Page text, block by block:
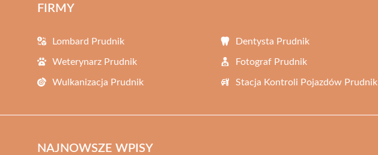
FIRMY
Lombard Prudnik Dentysta Prudnik
Weterynarz Prudnik Fotograf Prudnik
Wulkanizacja Prudnik Stacja Kontroli Pojazdów Prudnik
NAJNOWSZE WPISY